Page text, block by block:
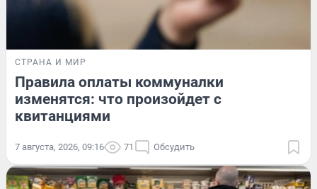
СТРАНА И МИР
Правила оплаты коммуналки
изменятся: что произойдет с
квитанциями
7 августа, 2026, 09:16 71 Обсудить